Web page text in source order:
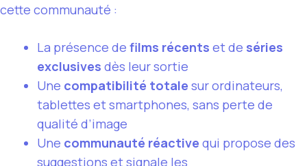
cette communauté :
La présence de films récents et de séries
exclusives dès leur sortie
Une compatibilité totale sur ordinateurs,
tablettes et smartphones, sans perte de
qualité d’image
Une communauté réactive qui propose des
suggestions et signale les